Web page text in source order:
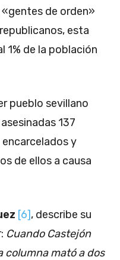
de orden»
esta
1% de la población
pueblo sevillano
137
y
de ellos a causa
[6], describe su
Cuando Castejón
columna mató a dos